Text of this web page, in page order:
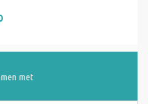
met